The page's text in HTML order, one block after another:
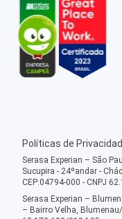
Políticas de
Serasa Experian – São
Sucupira - 24ºandar -
CEP:04794-000 - CNPJ
Serasa Experian –
– Bairro Velha,